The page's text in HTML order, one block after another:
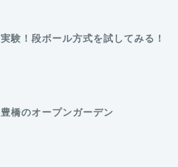
実験！段ボール方式を試してみる！
豊橋のオープンガーデン